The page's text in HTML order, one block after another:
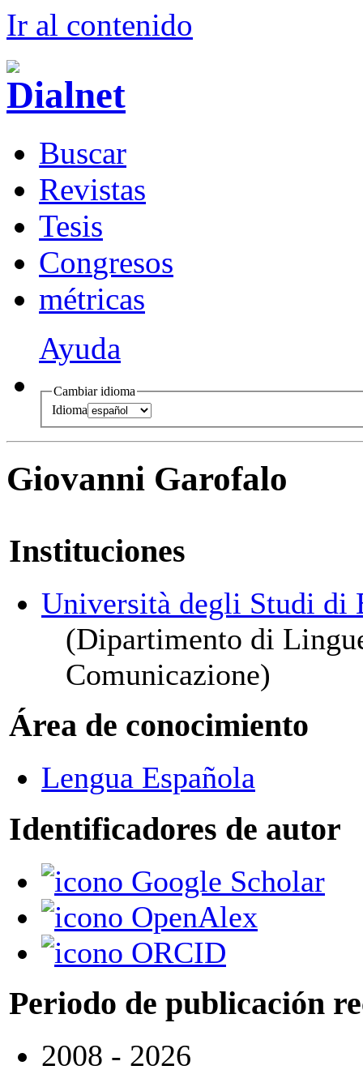
Ir al contenido
Buscar
Revistas
Tesis
Congresos
métricas
Ayuda
Cambiar idioma
Idioma
Giovanni Garofalo
Instituciones
Università degli Studi di
(Dipartimento di
Comunicazione)
Área de conocimiento
Lengua Española
Identificadores de autor
Google Scholar
OpenAlex
ORCID
Periodo de publicación
2008 - 2026